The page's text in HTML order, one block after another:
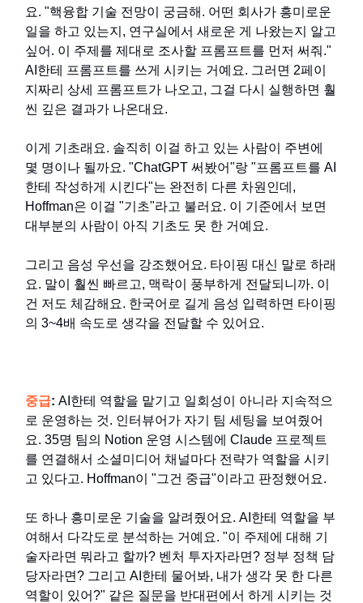
요. "핵융합 기술 전망이 궁금해. 어떤 회사가 흥미로운
일을 하고 있는지, 연구실에서 새로운 게 나왔는지 알고
싶어. 이 주제를 제대로 조사할 프롬프트를 먼저 써줘."
AI한테 프롬프트를 쓰게 시키는 거예요. 그러면 2페이
지짜리 상세 프롬프트가 나오고, 그걸 다시 실행하면 훨
씬 깊은 결과가 나온대요.
이게 기초래요. 솔직히 이걸 하고 있는 사람이 주변에
몇 명이나 될까요. "ChatGPT 써봤어"랑 "프롬프트를 AI
한테 작성하게 시킨다"는 완전히 다른 차원인데,
Hoffman은 이걸 "기초"라고 불러요. 이 기준에서 보면
대부분의 사람이 아직 기초도 못 한 거예요.
그리고 음성 우선을 강조했어요. 타이핑 대신 말로 하래
요. 말이 훨씬 빠르고, 맥락이 풍부하게 전달되니까. 이
건 저도 체감해요. 한국어로 길게 음성 입력하면 타이핑
의 3~4배 속도로 생각을 전달할 수 있어요.
중급: AI한테 역할을 맡기고 일회성이 아니라 지속적으
로 운영하는 것. 인터뷰어가 자기 팀 세팅을 보여줬어
요. 35명 팀의 Notion 운영 시스템에 Claude 프로젝트
를 연결해서 소셜미디어 채널마다 전략가 역할을 시키
고 있다고. Hoffman이 "그건 중급"이라고 판정했어요.
또 하나 흥미로운 기술을 알려줬어요. AI한테 역할을 부
여해서 다각도로 분석하는 거예요. "이 주제에 대해 기
술자라면 뭐라고 할까? 벤처 투자자라면? 정부 정책 담
당자라면? 그리고 AI한테 물어봐, 내가 생각 못 한 다른
역할이 있어?" 같은 질문을 반대편에서 하게 시키는 것